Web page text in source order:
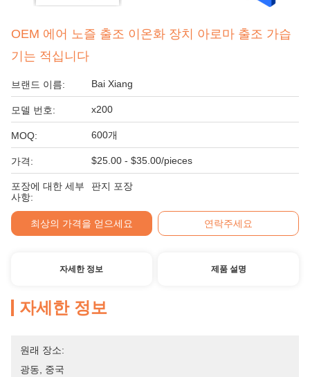
OEM 에어 노즐 출조 이온화 장치 아로마 출조 가습
기는 적십니다
브랜드 이름: Bai Xiang
모델 번호: x200
MOQ: 600개
가격: $25.00 - $35.00/pieces
포장에 대한 세부
사항:
판지 포장
최상의 가격을 얻으세요 연락주세요
자세한 정보 제품 설명
자세한 정보
원래 장소:
광동, 중국